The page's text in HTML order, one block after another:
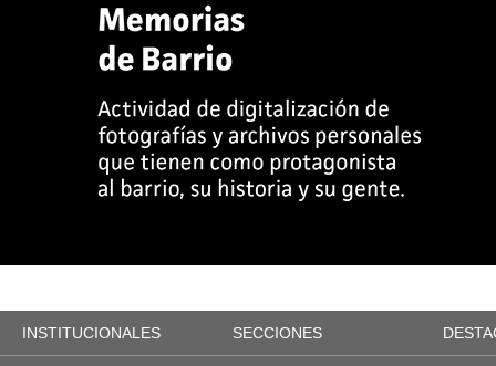
INSTITUCIONALES SECCIONES